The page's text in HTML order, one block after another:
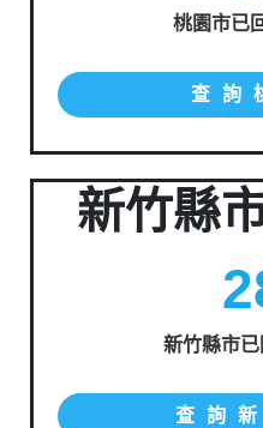
桃園市已
查詢
新竹縣
新竹縣市
查詢